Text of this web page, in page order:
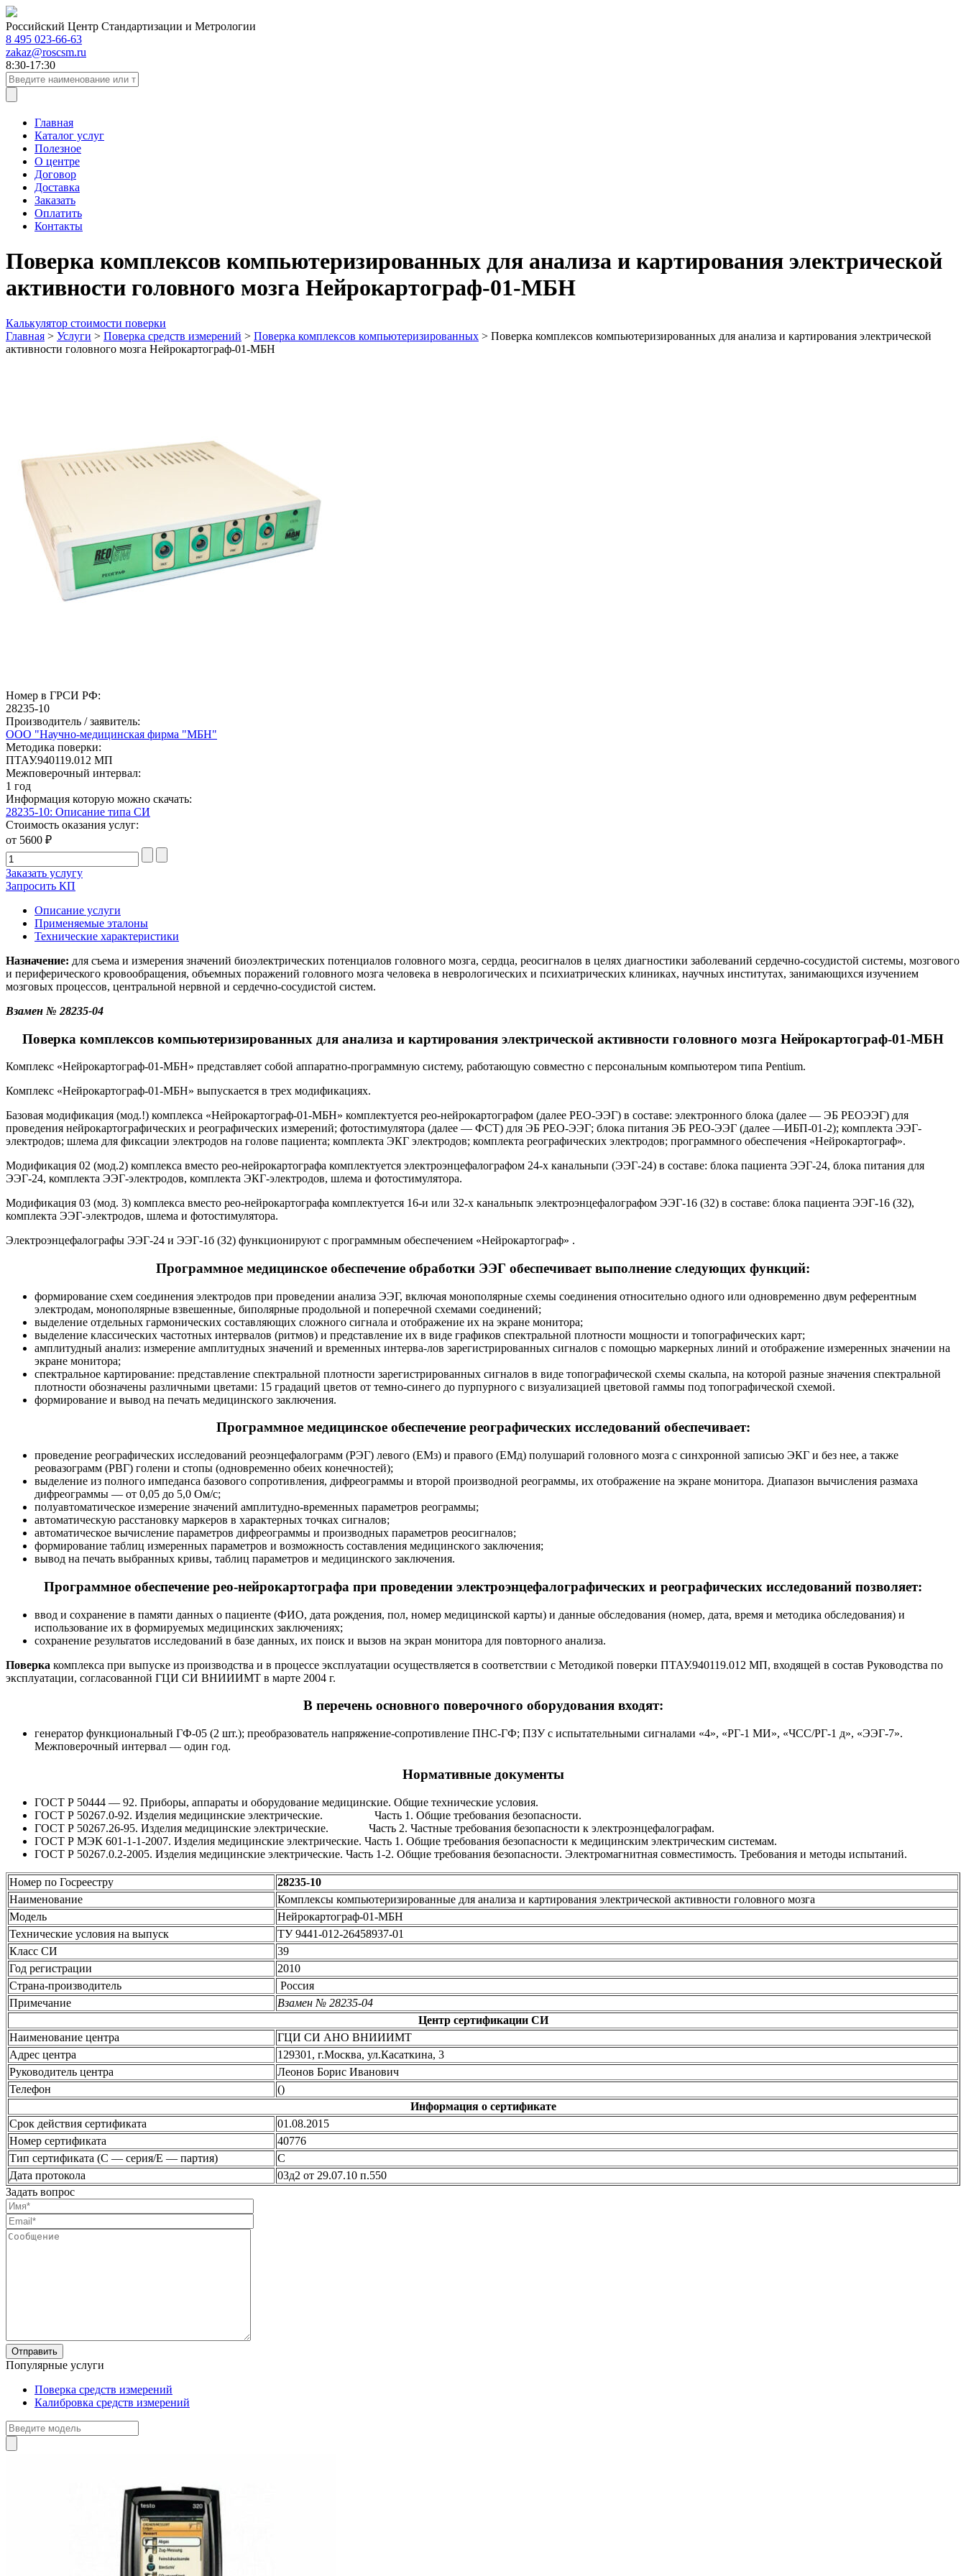
Российский Центр Стандартизации и Метрологии
8 495 023-66-63
zakaz@roscsm.ru
8:30-17:30
Главная
Каталог услуг
Полезное
О центре
Договор
Доставка
Заказать
Оплатить
Контакты
Поверка комплексов компьютеризированных для анализа и картирования электрической
активности головного мозга Нейрокартограф-01-МБН
Калькулятор стоимости поверки
Главная > Услуги > Поверка средств измерений > Поверка комплексов компьютеризированных > Поверка комплексов компьютеризированных для анализа и картирования электрической
активности головного мозга Нейрокартограф-01-МБН
Номер в ГРСИ РФ:
28235-10
Производитель / заявитель:
ООО "Научно-медицинская фирма "МБН"
Методика поверки:
ПТАУ.940119.012 МП
Межповерочный интервал:
1 год
Информация которую можно скачать:
28235-10: Описание типа СИ
Стоимость оказания услуг:
от 5600 ₽
Заказать услугу
Запросить КП
Описание услуги
Применяемые эталоны
Технические характеристики
Назначение: для съема и измерения значений биоэлектрических потенциалов головного мозга, сердца, реосигналов в целях диагностики заболеваний сердечно-сосудистой системы, мозгового
и периферического кровообращения, объемных поражений головного мозга человека в неврологических и психиатрических клиниках, научных институтах, занимающихся изучением
мозговых процессов, центральной нервной и сердечно-сосудистой систем.
Взамен № 28235-04
Поверка комплексов компьютеризированных для анализа и картирования электрической активности головного мозга Нейрокартограф-01-МБН
Комплекс «Нейрокартограф-01-МБН» представляет собой аппаратно-программную систему, работающую совместно с персональным компьютером типа Pentium.
Комплекс «Нейрокартограф-01-МБН» выпускается в трех модификациях.
Базовая модификация (мод.!) комплекса «Нейрокартограф-01-МБН» комплектуется рео-нейрокартографом (далее РЕО-ЭЭГ) в составе: электронного блока (далее — ЭБ РЕО­ЭЭГ) для
проведения нейрокартографических и реографических измерений; фотостимулятора (далее — ФСТ) для ЭБ РЕО-ЭЭГ; блока питания ЭБ РЕО-ЭЭГ (далее —ИБП-01-2); комплекта ЭЭГ-
электродов; шлема для фиксации электродов на голове пациента; комплекта ЭКГ электродов; комплекта реографических электродов; программного обеспечения «Нейрокартограф».
Модификация 02 (мод.2) комплекса вместо рео-нейрокартографа комплектуется электроэнцефалографом 24-х канальньпи (ЭЭГ-24) в составе: блока пациента ЭЭГ-24, блока питания для
ЭЭГ-24, комплекта ЭЭГ-электродов, комплекта ЭКГ-электродов, шлема и фотостимулятора.
Модификация 03 (мод. 3) комплекса вместо рео-нейрокартографа комплектуется 16-и или 32-х канальньпк электроэнцефалографом ЭЭГ-16 (32) в составе: блока пациента ЭЭГ-16 (32),
комплекта ЭЭГ-электродов, шлема и фотостимулятора.
Электроэнцефалографы ЭЭГ-24 и ЭЭГ-1б (З2) функционируют с программным обеспечением «Нейрокартограф» .
Программное медицинское обеспечение обработки ЭЭГ обеспечивает выполнение следующих функций:
формирование схем соединения электродов при проведении анализа ЭЭГ, включая монополярные схемы соединения относительно одного или одновременно двум референтным
электродам, монополярные взвешенные, биполярные продольной и поперечной схемами соединений;
выделение отдельных гармонических составляющих сложного сигнала и отображение их на экране монитора;
выделение классических частотных интервалов (ритмов) и представление их в виде графиков спектральной плотности мощности и топографических карт;
амплитудный анализ: измерение амплитудных значений и временных интерва-лов зарегистрированных сигналов с помощью маркерных линий и отображение измеренных значении на
экране монитора;
спектральное картирование: представление спектральной плотности зарегистрированных сигналов в виде топографической схемы скальпа, на которой разные значения спектральной
плотности обозначены различными цветами: 15 градаций цветов от темно-синего до пурпурного с визуализацией цветовой гаммы под топографической схемой.
формирование и вывод на печать медицинского заключения.
Программное медицинское обеспечение реографических исследований обеспечивает:
проведение реографических исследований реоэнцефалограмм (РЭГ) левого (ЕМз) и правого (ЕМд) полушарий головного мозга с синхронной записью ЭКГ и без нее, а также
реовазограмм (РВГ) голени и стопы (одновременно обеих конечностей);
выделение из полного импеданса базового сопротивления, дифреограммы и второй производной реограммы, их отображение на экране монитора. Диапазон вычисления размаха
дифреограммы — от 0,05 до 5,0 Ом/с;
полуавтоматическое измерение значений амплитудно-временных параметров реограммы;
автоматическую расстановку маркеров в характерных точках сигналов;
автоматическое вычисление параметров дифреограммы и производных параметров реосигналов;
формирование таблиц измеренных параметров и возможность составления медицинского заключения;
вывод на печать выбранных кривы, таблиц параметров и медицинского заключения.
Программное обеспечение рео-нейрокартографа при проведении электроэн­цефалографических и реографических исследований позволяет:
ввод и сохранение в памяти данных о пациенте (ФИО, дата рождения, пол, номер медицинской карты) и данные обследования (номер, дата, время и методика обследования) и
использование их в формируемых медицинских заключениях;
сохранение результатов исследований в базе данных, их поиск и вызов на экран монитора для повторного анализа.
Поверка комплекса при выпуске из производства и в процессе эксплуатации осуществляется в соответствии с Методикой поверки ПТАУ.940119.012 МП, входящей в состав Руководства по
эксплуатации, согласованной ГЦИ СИ ВНИИИМТ в марте 2004 г.
В перечень основного поверочного оборудования входят:
генератор функциональный ГФ-05 (2 шт.); преобразователь напряжение-сопротивление ПНС-ГФ; ПЗУ с испытательными сигналами «4», «РГ-1 МИ», «ЧСС/РГ-1 д», «ЭЭГ-7».
Межповерочный интервал — один год.
Нормативные документы
ГОСТ Р 50444 — 92. Приборы, аппараты и оборудование медицинские. Общие технические условия.
ГОСТ Р 50267.0-92. Изделия медицинские электрические. Часть 1. Общие требования безопасности.
ГОСТ Р 50267.26-95. Изделия медицинские электрические. Часть 2. Частные требования безопасности к электроэнцефалографам.
ГОСТ Р МЭК 601-1-1-2007. Изделия медицинские электрические. Часть 1. Общие требования безопасности к медицинским электрическим системам.
ГОСТ Р 50267.0.2-2005. Изделия медицинские электрические. Часть 1-2. Общие требования безопасности. Электромагнитная совместимость. Требования и методы испытаний.
Номер по Госреестру
28235-10
Наименование
Комплексы компьютеризированные для анализа и картирования электрической активности головного мозга
Модель
Нейрокартограф-01-МБН
Технические условия на выпуск
ТУ 9441-012-26458937-01
Класс СИ
39
Год регистрации
2010
Страна-производитель
Россия
Примечание
Взамен № 28235-04
Центр сертификации СИ
Наименование центра
ГЦИ СИ АНО ВНИИИМТ
Адрес центра
129301, г.Москва, ул.Касаткина, 3
Руководитель центра
Леонов Борис Иванович
Телефон
()
Информация о сертификате
Срок действия сертификата
01.08.2015
Номер сертификата
40776
Тип сертификата (C — серия/E — партия)
С
Дата протокола
03д2 от 29.07.10 п.550
Задать вопрос
Популярные услуги
Поверка средств измерений
Калибровка средств измерений